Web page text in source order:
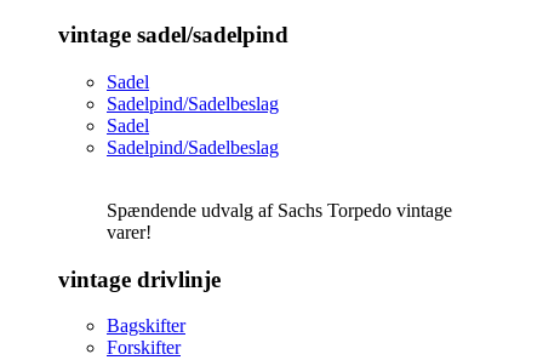
vintage sadel/sadelpind
Sadel
Sadelpind/Sadelbeslag
Sadel
Sadelpind/Sadelbeslag
Spændende udvalg af Sachs Torpedo vintage
varer!
vintage drivlinje
Bagskifter
Forskifter